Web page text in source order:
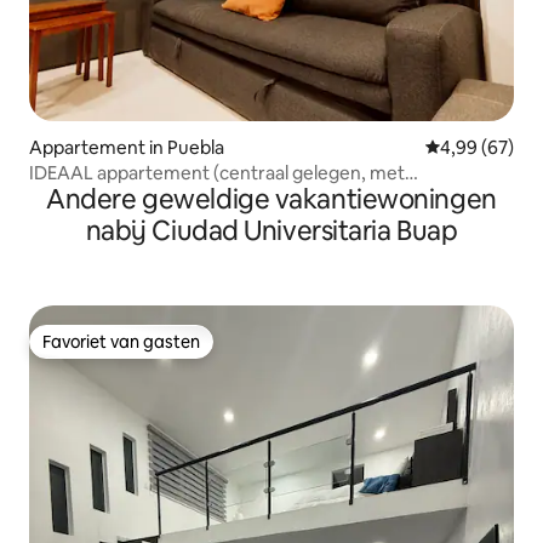
Appartement in Puebla Gemiddelde
4,99 (67)
IDEAAL appartement (centraal gelegen, met
parkeerplaats)
Andere geweldige vakantiewoningen
nabij Ciudad Universitaria Buap
Favoriet van gasten
Favoriet van gasten